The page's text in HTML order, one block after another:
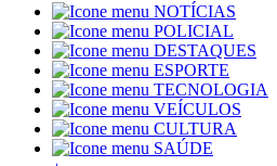
NOTÍCIAS
POLICIAL
DESTAQUES
ESPORTE
TECNOLOGIA
VEÍCULOS
CULTURA
SAÚDE